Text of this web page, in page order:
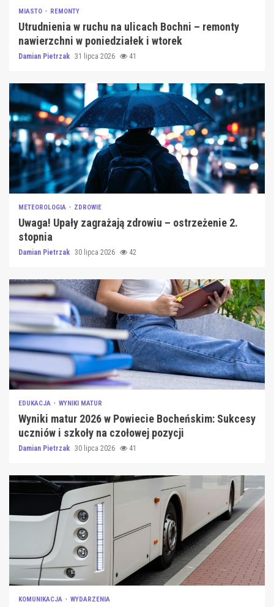
MIASTO REMONTY
Utrudnienia w ruchu na ulicach Bochni – remonty
nawierzchni w poniedziałek i wtorek
Damian Pietrzak 31 lipca 2026 41
METEOROLOGIA ZDROWIE
Uwaga! Upały zagrażają zdrowiu – ostrzeżenie 2.
stopnia
Damian Pietrzak 30 lipca 2026 42
EDUKACJA WYNIKI MATUR
Wyniki matur 2026 w Powiecie Bocheńskim: Sukcesy
uczniów i szkoły na czołowej pozycji
Damian Pietrzak 30 lipca 2026 41
KOMUNIKACJA WYDARZENIA